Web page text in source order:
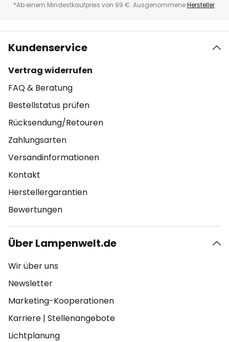
*Ab einem Mindestkaufpreis von 99 €. AusgenommeneHersteller.
Kundenservice
Vertrag widerrufen
FAQ & Beratung
Bestellstatus prüfen
Rücksendung/Retouren
Zahlungsarten
Versandinformationen
Kontakt
Herstellergarantien
Bewertungen
Über Lampenwelt.de
Wir über uns
Newsletter
Marketing-Kooperationen
Karriere | Stellenangebote
Lichtplanung